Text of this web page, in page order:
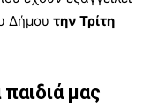
Δήμου την Τρίτη
μας